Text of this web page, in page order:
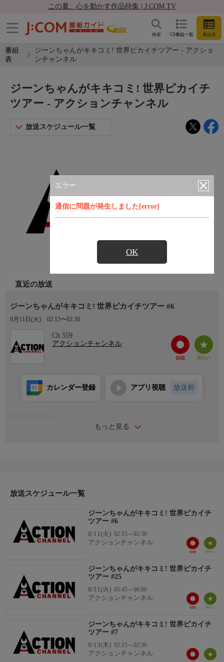
この夏、心を動かす作品特集 | J:COM TV
CS番組一覧 番組表
検索
番組
表
ジーンちゃんがキキコミ! 世界ピカイチツアー - アクショ
ンチャンネル
エラー
通信に問題が発生しました[error]
OK
ジーンちゃんがキキコミ! 世界ピカイチ
ツアー - アクションチャンネル
放送スケジュール一覧
直近の放送
ジーンちゃんがキキコミ! 世界ピカイチツアー #6
8月11日(火) 02:15〜02:30
Ch.559
アクションチャンネル
もっと見る
カレンダー登録 アプリ視聴 放送前
放送スケジュール一覧
ジーンちゃんがキキコミ! 世界ピカイチ
ツアー #6
8/11(火) 02:15～02:30
アクションチャンネル
ジーンちゃんがキキコミ! 世界ピカイチ
ツアー #25
8/11(火) 05:45～06:00
アクションチャンネル
ジーンちゃんがキキコミ! 世界ピカイチ
ツアー #7
8/13(木) 02:15～02:30
アクションチャンネル